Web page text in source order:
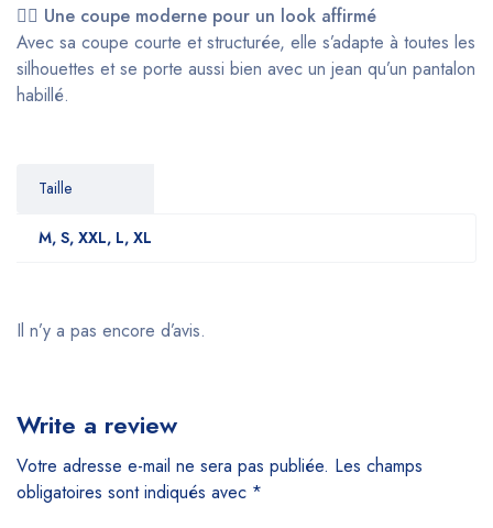
🧍‍♂️ Une coupe moderne pour un look affirmé
Avec sa coupe courte et structurée, elle s’adapte à toutes les
silhouettes et se porte aussi bien avec un jean qu’un pantalon
habillé.
Taille
M, S, XXL, L, XL
Il n’y a pas encore d’avis.
Write a review
Votre adresse e-mail ne sera pas publiée. Les champs
obligatoires sont indiqués avec *